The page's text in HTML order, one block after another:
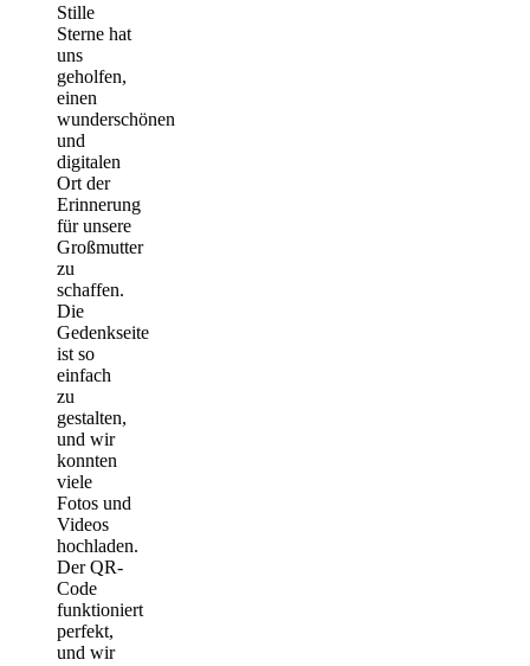
Stille
Sterne hat
uns
geholfen,
einen
wunderschönen
und
digitalen
Ort der
Erinnerung
für unsere
Großmutter
zu
schaffen.
Die
Gedenkseite
ist so
einfach
zu
gestalten,
und wir
konnten
viele
Fotos und
Videos
hochladen.
Der QR-
Code
funktioniert
perfekt,
und wir